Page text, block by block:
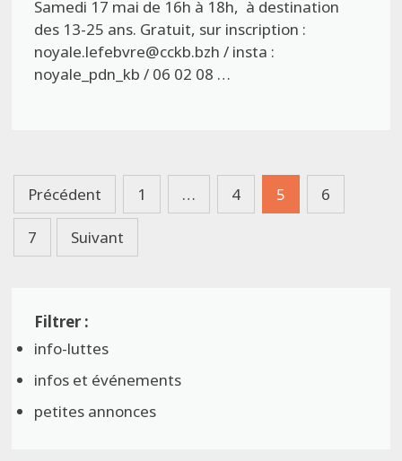
Samedi 17 mai de 16h à 18h, à destination
des 13-25 ans. Gratuit, sur inscription :
noyale.lefebvre@cckb.bzh / insta :
noyale_pdn_kb / 06 02 08 …
Pagination
des
publications
Précédent 1 … 4 5 6
7 Suivant
info-luttes
infos et événements
petites annonces